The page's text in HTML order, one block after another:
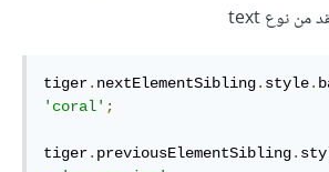
tiger. nextElementSibling. style.
'coral' ;
tiger. previousElementSibling.